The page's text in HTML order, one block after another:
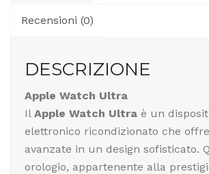
Recensioni (0)
DESCRIZIONE
Apple Watch Ultra
Il Apple Watch Ultra è un
elettronico ricondizionato che
avanzate in un design sofisticato.
orologio, appartenente alla